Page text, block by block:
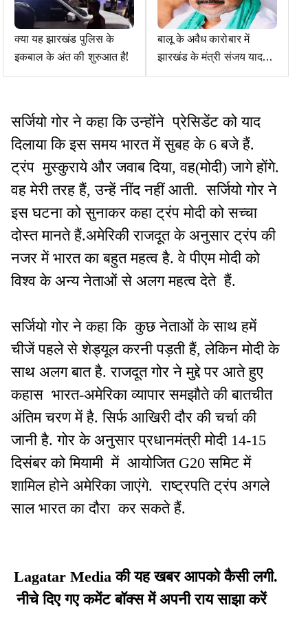
क्या यह झारखंड पुलिस के
इकबाल के अंत की शुरुआत है!
बालू के अवैध कारोबार में
झारखंड के मंत्री संजय यादव
पर बिहार में आरोप तय
सर्जियो गोर ने कहा कि उन्होंने प्रेसिडेंट को याद
दिलाया कि इस समय भारत में सुबह के 6 बजे हैं.
ट्रंप मुस्कुराये और जवाब दिया, वह(मोदी) जागे होंगे.
वह मेरी तरह हैं, उन्हें नींद नहीं आती. सर्जियो गोर ने
इस घटना को सुनाकर कहा ट्रंप मोदी को सच्चा
दोस्त मानते हैं.अमेरिकी राजदूत के अनुसार ट्रंप की
नजर में भारत का बहुत महत्व है. वे पीएम मोदी को
विश्व के अन्य नेताओं से अलग महत्व देते हैं.
सर्जियो गोर ने कहा कि कुछ नेताओं के साथ हमें
चीजें पहले से शेड्यूल करनी पड़ती हैं, लेकिन मोदी के
साथ अलग बात है. राजदूत गोर ने मुद्दे पर आते हुए
कहास भारत-अमेरिका व्यापार समझौते की बातचीत
अंतिम चरण में है. सिर्फ आखिरी दौर की चर्चा की
जानी है. गोर के अनुसार प्रधानमंत्री मोदी 14-15
दिसंबर को मियामी में आयोजित G20 समिट में
शामिल होने अमेरिका जाएंगे. राष्ट्रपति ट्रंप अगले
साल भारत का दौरा कर सकते हैं.
Lagatar Media की यह खबर आपको कैसी लगी.
नीचे दिए गए कमेंट बॉक्स में अपनी राय साझा करें